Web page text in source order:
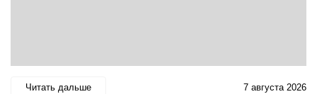
Читать дальше 7 августа 2026